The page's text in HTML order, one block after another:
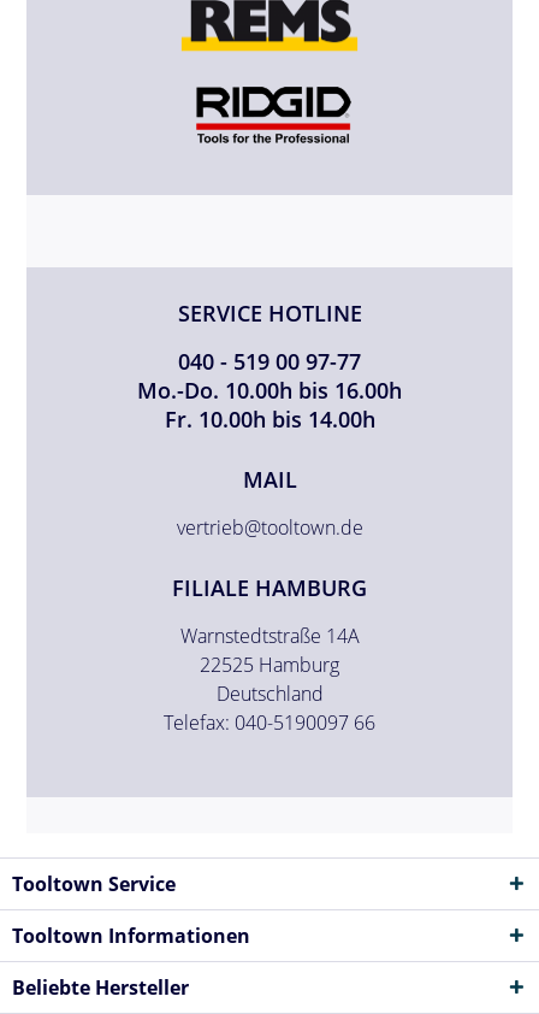
SERVICE HOTLINE
040 - 519 00 97-77
Mo.-Do. 10.00h bis 16.00h
Fr. 10.00h bis 14.00h
MAIL
vertrieb@tooltown.de
FILIALE HAMBURG
Warnstedtstraße 14A
22525 Hamburg
Deutschland
Telefax: 040-5190097 66
Tooltown Service
Tooltown Informationen
Beliebte Hersteller